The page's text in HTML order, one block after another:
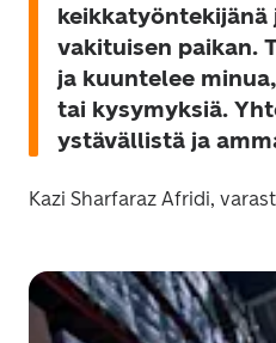
keikkatyöntekijänä
vakituisen paikan.
ja kuuntelee
tai kysymyksiä.
ystävällistä ja
Kazi Sharfaraz Afridi,